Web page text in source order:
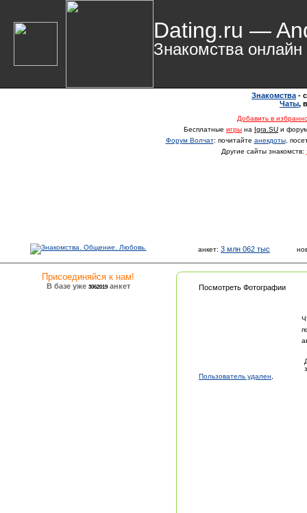
Dating.ru —
Знакомства онлайн
Знакомства -
Чаты,
Добавить в
Бесплатные игры на Igra.SU и
Форум Волчат: почитайте анекдоты,
Другие сайты знакомств:
анкет: 3 млн 062 тыс
Присоединяйся к нам!
В базе уже 3062019анкет Посмотреть Фотографии
Пользователь удален